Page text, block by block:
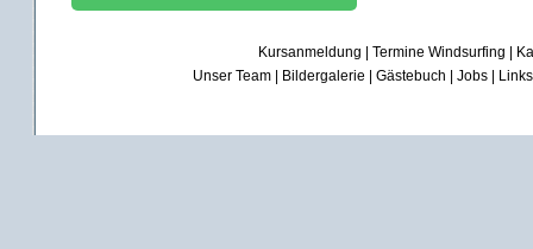
Kursanmeldung Termine Windsurfing
Unser Team
Bildergalerie Gästebuch Jobs Links